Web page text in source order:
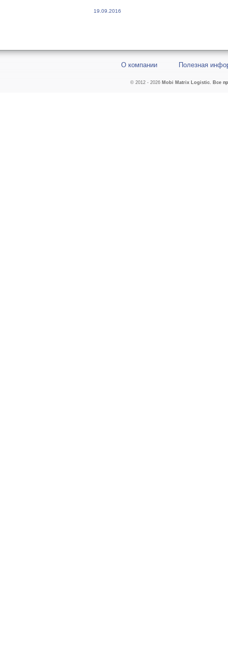
19.09.2016
О компании Полезная
© 2012 - 2026Mobi Matrix Logistic. Все